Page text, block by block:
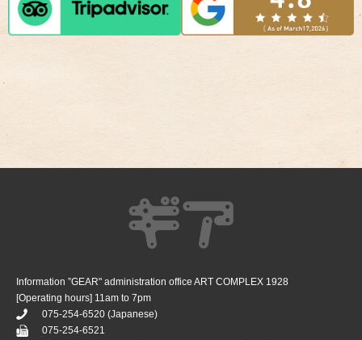
Information ”GEAR" administration office ART COMPLEX 1928
[Operating hours] 11am to 7pm
075-254-6520 (Japanese)
075-254-6521